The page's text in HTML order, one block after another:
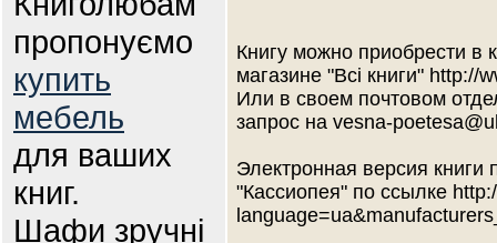
пропонуємо
купить
мебель
для ваших
книг.
Шафи зручні
Книгу можно приобрести в
магазине "Всі книги" http://
Или в своем почтовом
запрос на vesna-
Электронная версия книги
"Кассиопея" по ссылке